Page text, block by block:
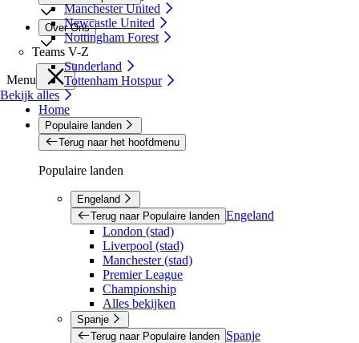
Manchester United
Newcastle United
Nottingham Forest
Teams V-Z
Sunderland
Tottenham Hotspur
Bekijk alles
Over Ons
Menu
Home
Populaire landen
Terug naar het hoofdmenu
Populaire landen
Engeland
Terug naar Populaire landen Engeland
London (stad)
Liverpool (stad)
Manchester (stad)
Premier League
Championship
Alles bekijken
Spanje
Terug naar Populaire landen
Spanje